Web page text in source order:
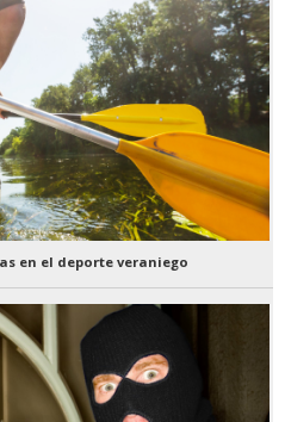
en el deporte veraniego